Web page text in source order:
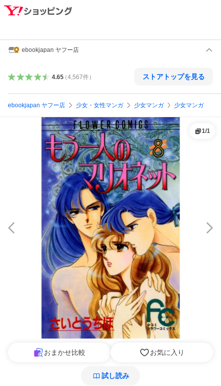
ebookjapan ヤフー店
4.65（4,567件） ストアトップを見る
ebookjapan ヤフー店 少女・女性マンガ 少女マンガ 少女マンガ
1/1
おまかせ比較 お気に入り
試し読み